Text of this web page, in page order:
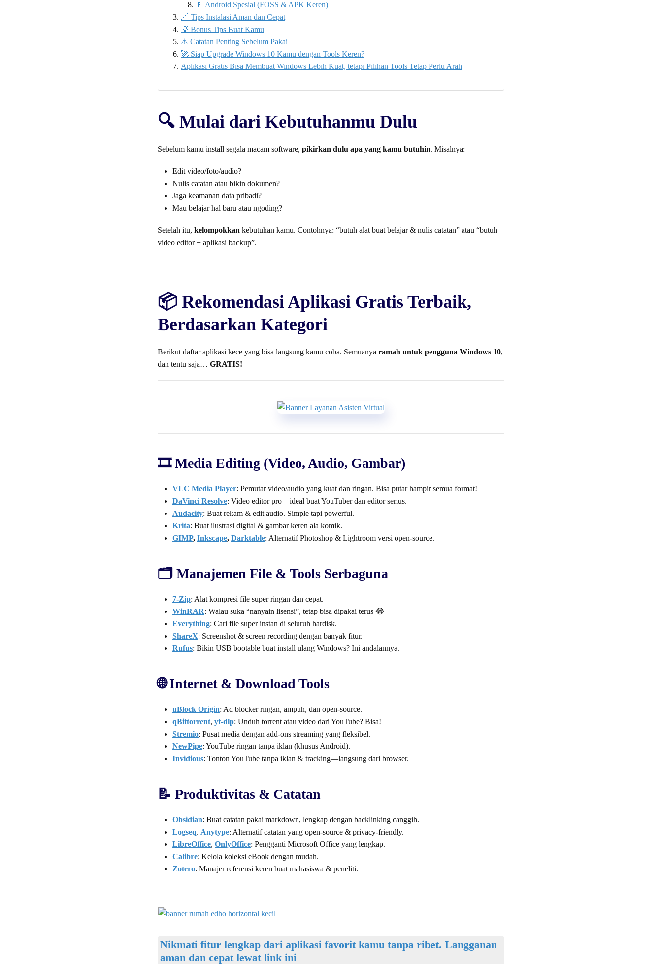
📱 Android Spesial (FOSS & APK Keren)
🔗 Tips Instalasi Aman dan Cepat
💡 Bonus Tips Buat Kamu
⚠️ Catatan Penting Sebelum Pakai
🚀 Siap Upgrade Windows 10 Kamu dengan Tools Keren?
Aplikasi Gratis Bisa Membuat Windows Lebih Kuat, tetapi Pilihan Tools Tetap Perlu Arah
🔍 Mulai dari Kebutuhanmu Dulu
Sebelum kamu install segala macam software, pikirkan dulu apa yang kamu butuhin. Misalnya:
Edit video/foto/audio?
Nulis catatan atau bikin dokumen?
Jaga keamanan data pribadi?
Mau belajar hal baru atau ngoding?
Setelah itu, kelompokkan kebutuhan kamu. Contohnya: “butuh alat buat belajar & nulis catatan” atau “butuh
video editor + aplikasi backup”.
📦 Rekomendasi Aplikasi Gratis Terbaik,
Berdasarkan Kategori
Berikut daftar aplikasi kece yang bisa langsung kamu coba. Semuanya ramah untuk pengguna Windows 10,
dan tentu saja… GRATIS!
🎞️ Media Editing (Video, Audio, Gambar)
VLC Media Player: Pemutar video/audio yang kuat dan ringan. Bisa putar hampir semua format!
DaVinci Resolve: Video editor pro—ideal buat YouTuber dan editor serius.
Audacity: Buat rekam & edit audio. Simple tapi powerful.
Krita: Buat ilustrasi digital & gambar keren ala komik.
GIMP, Inkscape, Darktable: Alternatif Photoshop & Lightroom versi open-source.
🗂️ Manajemen File & Tools Serbaguna
7-Zip: Alat kompresi file super ringan dan cepat.
WinRAR: Walau suka “nanyain lisensi”, tetap bisa dipakai terus 😂
Everything: Cari file super instan di seluruh hardisk.
ShareX: Screenshot & screen recording dengan banyak fitur.
Rufus: Bikin USB bootable buat install ulang Windows? Ini andalannya.
🌐 Internet & Download Tools
uBlock Origin: Ad blocker ringan, ampuh, dan open-source.
qBittorrent, yt-dlp: Unduh torrent atau video dari YouTube? Bisa!
Stremio: Pusat media dengan add-ons streaming yang fleksibel.
NewPipe: YouTube ringan tanpa iklan (khusus Android).
Invidious: Tonton YouTube tanpa iklan & tracking—langsung dari browser.
📝 Produktivitas & Catatan
Obsidian: Buat catatan pakai markdown, lengkap dengan backlinking canggih.
Logseq, Anytype: Alternatif catatan yang open-source & privacy-friendly.
LibreOffice, OnlyOffice: Pengganti Microsoft Office yang lengkap.
Calibre: Kelola koleksi eBook dengan mudah.
Zotero: Manajer referensi keren buat mahasiswa & peneliti.
Nikmati fitur lengkap dari aplikasi favorit kamu tanpa ribet. Langganan
aman dan cepat lewat link ini